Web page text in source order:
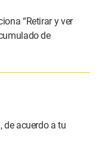
“Retirar y ver
de
de acuerdo a tu